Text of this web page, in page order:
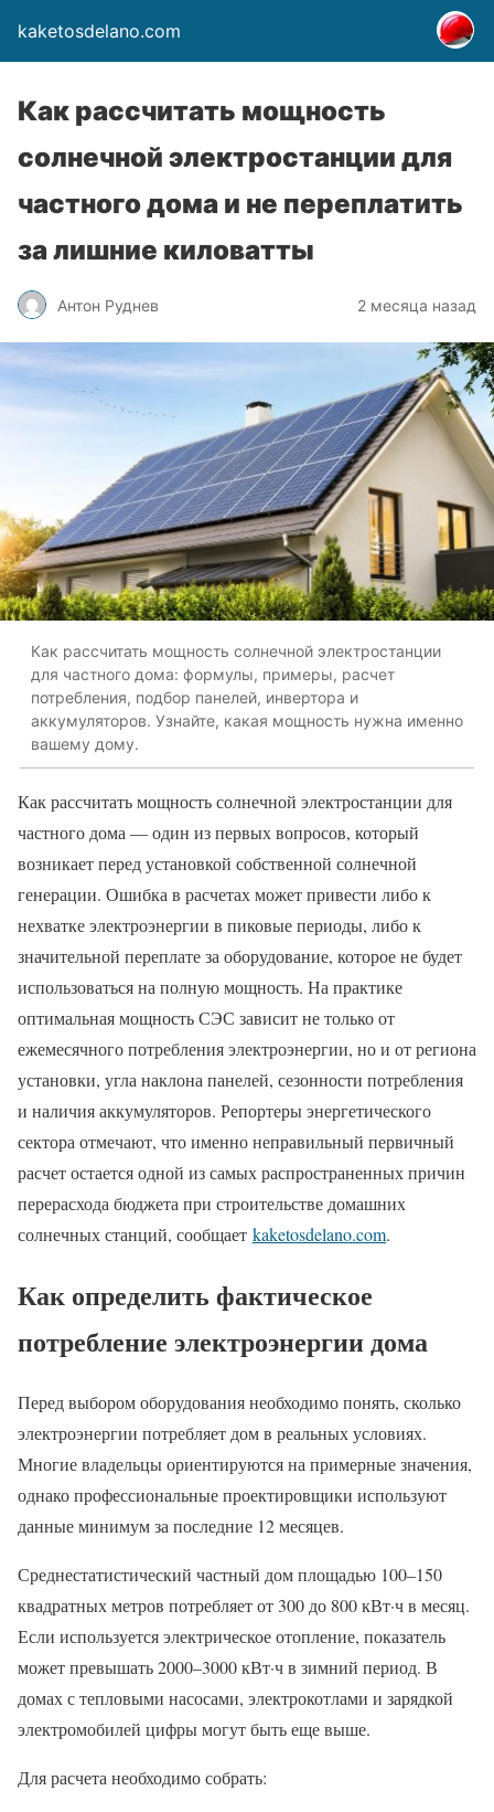
kaketosdelano.com
Как рассчитать мощность
солнечной электростанции для
частного дома и не переплатить
за лишние киловатты
Антон Руднев 2 месяца назад
Как рассчитать мощность солнечной электростанции
для частного дома: формулы, примеры, расчет
потребления, подбор панелей, инвертора и
аккумуляторов. Узнайте, какая мощность нужна именно
вашему дому.
Как рассчитать мощность солнечной электростанции для
частного дома — один из первых вопросов, который
возникает перед установкой собственной солнечной
генерации. Ошибка в расчетах может привести либо к
нехватке электроэнергии в пиковые периоды, либо к
значительной переплате за оборудование, которое не будет
использоваться на полную мощность. На практике
оптимальная мощность СЭС зависит не только от
ежемесячного потребления электроэнергии, но и от региона
установки, угла наклона панелей, сезонности потребления
и наличия аккумуляторов. Репортеры энергетического
сектора отмечают, что именно неправильный первичный
расчет остается одной из самых распространенных причин
перерасхода бюджета при строительстве домашних
солнечных станций, сообщает kaketosdelano.com.
Как определить фактическое
потребление электроэнергии дома
Перед выбором оборудования необходимо понять, сколько
электроэнергии потребляет дом в реальных условиях.
Многие владельцы ориентируются на примерные значения,
однако профессиональные проектировщики используют
данные минимум за последние 12 месяцев.
Среднестатистический частный дом площадью 100–150
квадратных метров потребляет от 300 до 800 кВт·ч в месяц.
Если используется электрическое отопление, показатель
может превышать 2000–3000 кВт·ч в зимний период. В
домах с тепловыми насосами, электрокотлами и зарядкой
электромобилей цифры могут быть еще выше.
Для расчета необходимо собрать: